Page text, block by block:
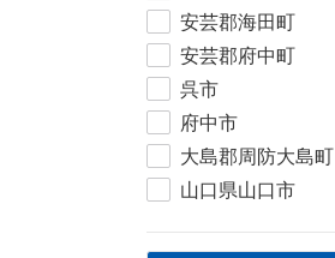
安芸郡海田町
安芸郡府中町
呉市
府中市
大島郡周防大島町
山口県山口市